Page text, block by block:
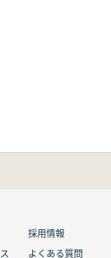
採用情報
よくある質問